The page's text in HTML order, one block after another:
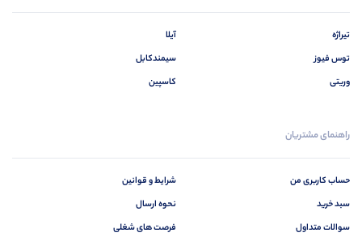
تیراژه
توس فیوز
وریتی
آیلا
سیمندکابل
کاسپین
راهنمای مشتریان
حساب کاربری من
سبد خرید
سوالات متداول
شرایط و قوانین
نحوه ارسال
فرصت های شغلی